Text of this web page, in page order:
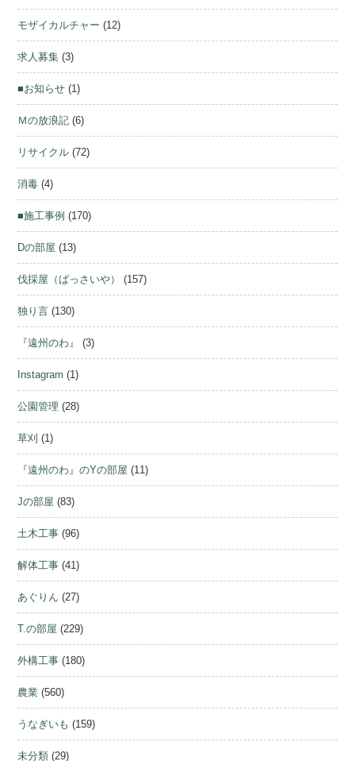
モザイカルチャー (12)
求人募集 (3)
■お知らせ (1)
Ｍの放浪記 (6)
リサイクル (72)
消毒 (4)
■施工事例 (170)
Dの部屋 (13)
伐採屋（ばっさいや） (157)
独り言 (130)
『遠州のわ』 (3)
Instagram (1)
公園管理 (28)
草刈 (1)
『遠州のわ』のYの部屋 (11)
Jの部屋 (83)
土木工事 (96)
解体工事 (41)
あぐりん (27)
T.の部屋 (229)
外構工事 (180)
農業 (560)
うなぎいも (159)
未分類 (29)